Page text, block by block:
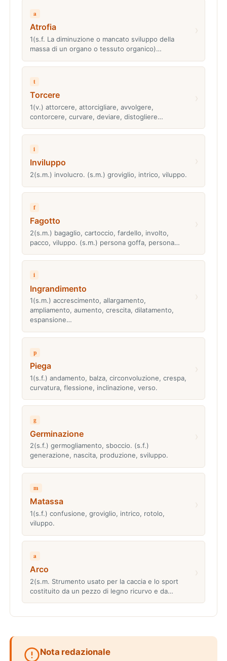
a
Atrofia
1(s.f. La diminuzione o mancato sviluppo della
massa di un organo o tessuto organico)…
t
Torcere
1(v.) attorcere, attorcigliare, avvolgere,
contorcere, curvare, deviare, distogliere…
i
Inviluppo
2(s.m.) involucro. (s.m.) groviglio, intrico, viluppo.
f
Fagotto
2(s.m.) bagaglio, cartoccio, fardello, involto,
pacco, viluppo. (s.m.) persona goffa, persona…
i
Ingrandimento
1(s.m.) accrescimento, allargamento,
ampliamento, aumento, crescita, dilatamento,
espansione…
p
Piega
1(s.f.) andamento, balza, circonvoluzione, crespa,
curvatura, flessione, inclinazione, verso.
g
Germinazione
2(s.f.) germogliamento, sboccio. (s.f.)
generazione, nascita, produzione, sviluppo.
m
Matassa
1(s.f.) confusione, groviglio, intrico, rotolo,
viluppo.
a
Arco
2(s.m. Strumento usato per la caccia e lo sport
costituito da un pezzo di legno ricurvo e da…
Nota redazionale